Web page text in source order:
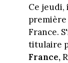
Ce
première
France.
titulaire
France,